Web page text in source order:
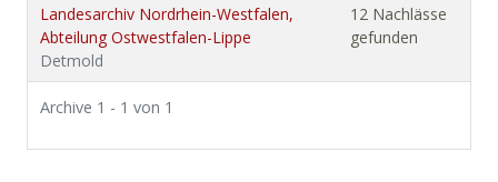
Landesarchiv Nordrhein-Westfalen,
Abteilung Ostwestfalen-Lippe
Detmold
12 Nachlässe
gefunden
Archive 1 - 1 von 1